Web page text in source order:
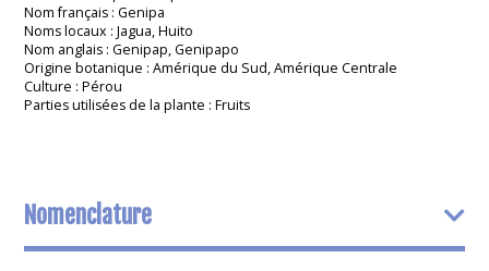
Nom français : Genipa
Noms locaux : Jagua, Huito
Nom anglais : Genipap, Genipapo
Origine botanique : Amérique du Sud, Amérique Centrale
Culture : Pérou
Parties utilisées de la plante : Fruits
Nomenclature